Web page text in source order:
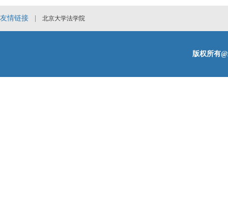
友情链接 | 北京大学法学院
版权所有